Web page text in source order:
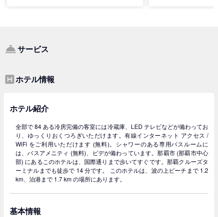
サービス
ホテル情報
ホテル紹介
全部で 84 ある冷房完備の客室には冷蔵庫、LED テレビなどが備わってお
り、ゆっくりおくつろぎいただけます。有線インターネット アクセス /
WiFi をご利用いただけます (無料)。シャワーのある専用バスルームに
は、バスアメニティ (無料)、ビデが備わっています。那覇市 (那覇市中心
部) にあるこのホテルは、国際通りまで歩いてすぐです。那覇クルーズタ
ーミナルまでも徒歩で 14 分です。 このホテルは、波の上ビーチまで 1.2
km、泊港まで 1.7 km の場所にあります。
基本情報